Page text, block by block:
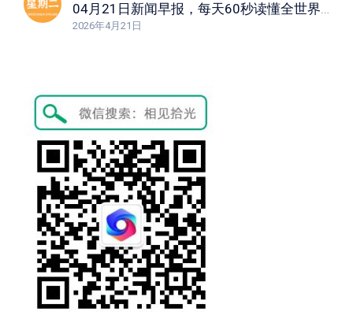
04月21日新闻早报，每天60秒读懂全世界！
2026年4月21日